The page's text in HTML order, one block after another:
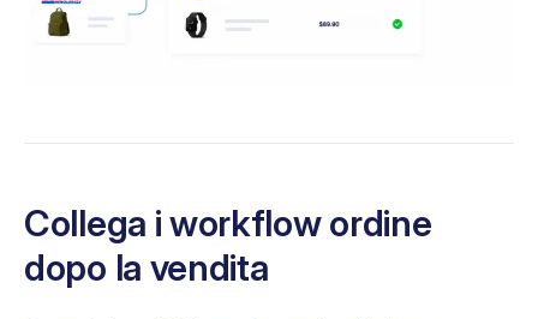
Collega i workflow ordine
dopo la vendita